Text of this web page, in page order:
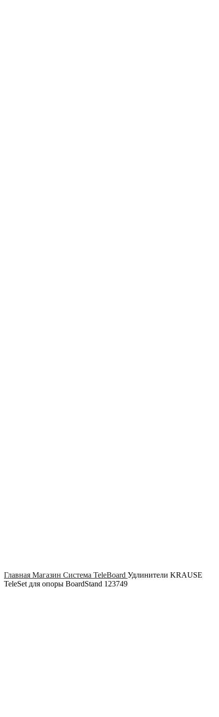
Главная Магазин Система TeleBoard Удлинители KRAUSE
TeleSet для опоры BoardStand 123749